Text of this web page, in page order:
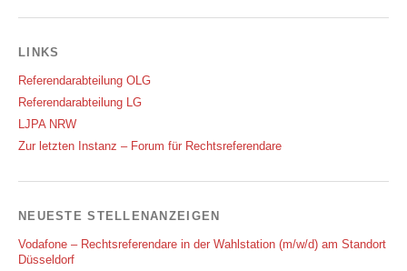
LINKS
Referendarabteilung OLG
Referendarabteilung LG
LJPA NRW
Zur letzten Instanz – Forum für Rechtsreferendare
NEUESTE STELLENANZEIGEN
Vodafone – Rechtsreferendare in der Wahlstation (m/w/d) am Standort
Düsseldorf